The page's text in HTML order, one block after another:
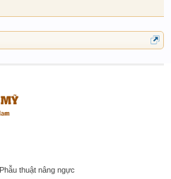
Phẫu thuật nâng ngực